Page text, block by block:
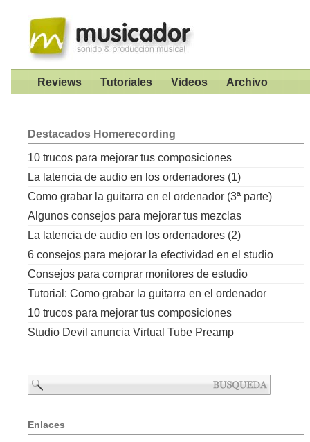
Reviews Tutoriales Videos Archivo
Destacados Homerecording
10 trucos para mejorar tus composiciones
La latencia de audio en los ordenadores (1)
Como grabar la guitarra en el ordenador (3ª parte)
Algunos consejos para mejorar tus mezclas
La latencia de audio en los ordenadores (2)
6 consejos para mejorar la efectividad en el studio
Consejos para comprar monitores de estudio
Tutorial: Como grabar la guitarra en el ordenador
10 trucos para mejorar tus composiciones
Studio Devil anuncia Virtual Tube Preamp
Enlaces